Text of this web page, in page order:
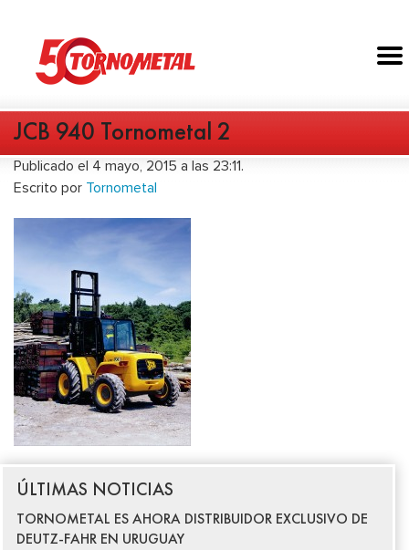
JCB 940 Tornometal 2
Publicado el 4 mayo, 2015 a las 23:11.
Escrito por Tornometal
ÚLTIMAS NOTICIAS
TORNOMETAL ES AHORA DISTRIBUIDOR EXCLUSIVO DE
DEUTZ-FAHR EN URUGUAY